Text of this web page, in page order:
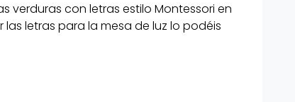
lo
verduras con letras estilo Montessori en
letras para la mesa de luz lo podéis